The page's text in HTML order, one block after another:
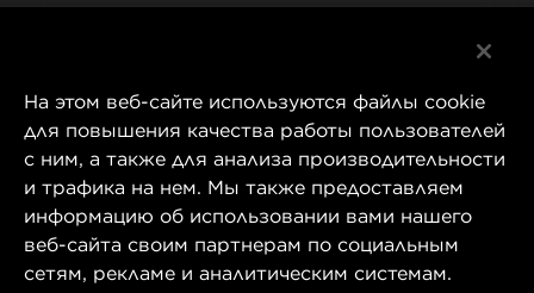
CAREER
COMPANY STORE
DATA PRIVACY
Instagram
YouTube
1 Wix Way
P.O. Box 1967
На этом веб-сайте используются файлы cookie
для повышения качества работы пользователей
с ним, а также для анализа производительности
и трафика на нем. Мы также предоставляем
информацию об использовании вами нашего
веб-сайта своим партнерам по социальным
сетям, рекламе и аналитическим системам.